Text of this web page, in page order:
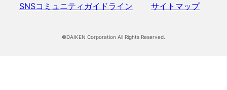
SNSコミュニティガイドライン サイトマップ
©DAIKEN Corporation All Rights Reserved.